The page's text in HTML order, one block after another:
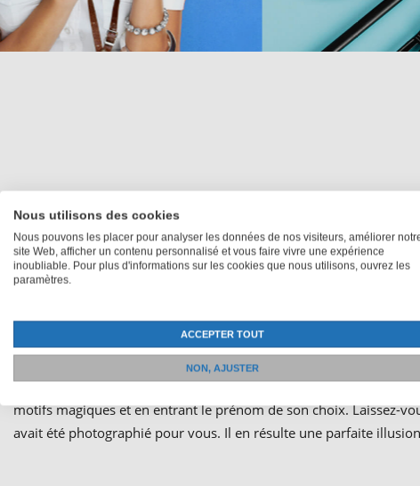
Photos
On préfère tous lire son propre prénom. Il n’y a pas d’inscription
d’amour gravé sur le banc ou du nom écrit dans le sable, ces
sur lesquelles la marque CocaCola® est remplacée par un
vente personnalisée. Les utilisateurs créatifs pourront se servir
motifs magiques et en entrant le prénom de son choix. Laissez-
avait été photographié pour vous. Il en résulte une parfaite
Nous utilisons des cookies
Nous pouvons les placer pour analyser les données de nos visiteurs, améliorer
site Web, afficher un contenu personnalisé et vous faire vivre une expérience
inoubliable. Pour plus d'informations sur les cookies que nous utilisons, ouvrez les
paramètres.
ACCEPTER TOUT
NON, AJUSTER